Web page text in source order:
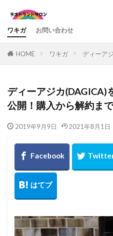
ワキガ お問い合わせ
HOME ワキガ ディーア
ディーアジカ(DAGICA)
公開！購入から解約ま
2019年9月9日 2021年8月1日
カテゴリー